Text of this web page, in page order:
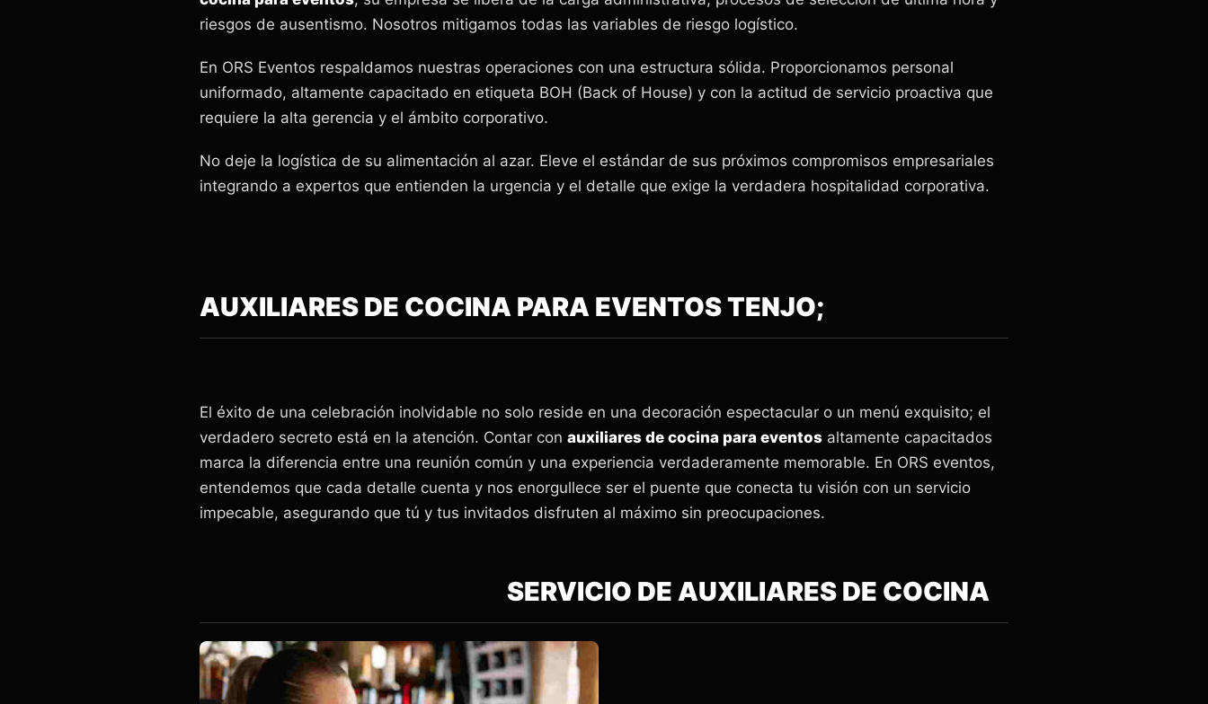
riesgos de ausentismo. Nosotros mitigamos todas las variables de riesgo logístico.
En ORS Eventos respaldamos nuestras operaciones con una estructura sólida. Proporcionamos personal
uniformado, altamente capacitado en etiqueta BOH (Back of House) y con la actitud de servicio proactiva que
requiere la alta gerencia y el ámbito corporativo.
No deje la logística de su alimentación al azar. Eleve el estándar de sus próximos compromisos empresariales
integrando a expertos que entienden la urgencia y el detalle que exige la verdadera hospitalidad corporativa.
AUXILIARES DE COCINA PARA EVENTOS TENJO;
El éxito de una celebración inolvidable no solo reside en una decoración espectacular o un menú exquisito; el
verdadero secreto está en la atención. Contar con auxiliares de cocina para eventos altamente capacitados
marca la diferencia entre una reunión común y una experiencia verdaderamente memorable. En ORS eventos,
entendemos que cada detalle cuenta y nos enorgullece ser el puente que conecta tu visión con un servicio
impecable, asegurando que tú y tus invitados disfruten al máximo sin preocupaciones.
SERVICIO DE AUXILIARES DE COCINA